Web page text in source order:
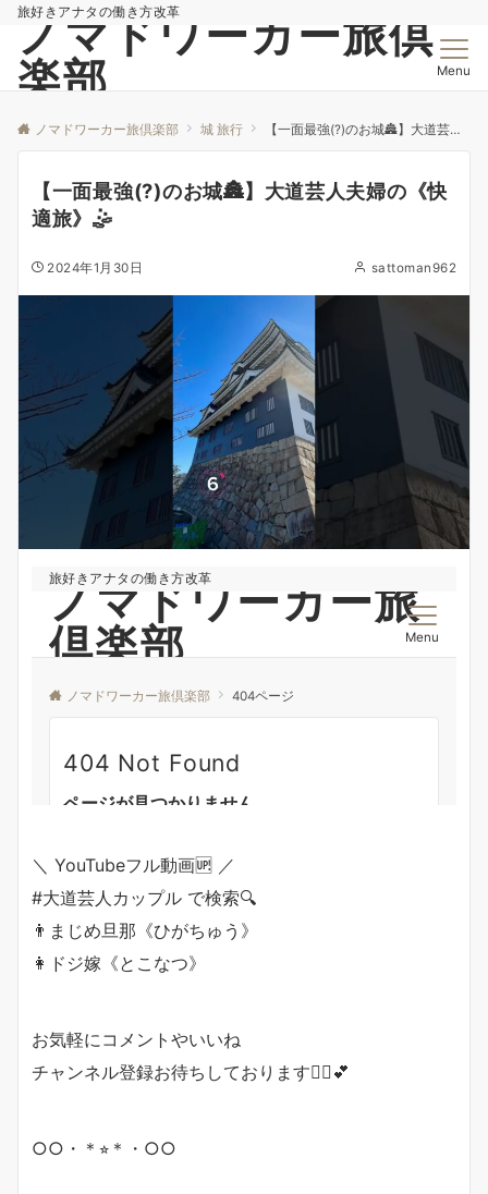
旅好きアナタの働き方改革
ノマドワーカー旅倶
楽部
Menu
ノマドワーカー旅倶楽部 城 旅行 【一面最強(?)のお城🏯】大道芸人夫婦の《快適旅》🤹
【一面最強(?)のお城🏯】大道芸人夫婦の《快
適旅》🤹
2024年1月30日 sattoman962
＼ YouTubeフル動画🆙 ／
#大道芸人カップル で検索🔍
👨まじめ旦那《ひがちゅう》
👩ドジ嫁《とこなつ》
お気軽にコメントやいいね
チャンネル登録お待ちしております🙇‍♂️💕
○○・＊⭐︎＊・○○